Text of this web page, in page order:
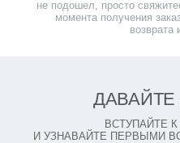
не подошел, просто
момента получения
возврата
ВСТУПАЙТЕ
И УЗНАВАЙТЕ ПЕРВЫМИ